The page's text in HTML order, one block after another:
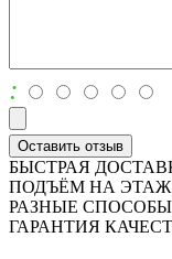
:
Оставить отзыв
БЫСТРАЯ
ПОДЪЁМ НА ЭТАЖ
РАЗНЫЕ
ГАРАНТИЯ